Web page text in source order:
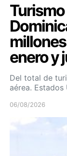
enero y
Del total de
aérea.
06/08/2026